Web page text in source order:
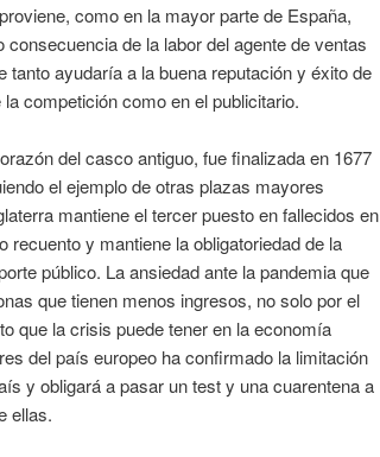
como en la mayor parte de España,
de la labor del agente de ventas
ayudaría a la buena reputación y éxito de
competición como en el publicitario.
del casco antiguo, fue finalizada en 1677
el ejemplo de otras plazas mayores
mantiene el tercer puesto en fallecidos en
recuento y mantiene la obligatoriedad de la
público. La ansiedad ante la pandemia que
que tienen menos ingresos, no solo por el
que la crisis puede tener en la economía
del país europeo ha confirmado la limitación
y obligará a pasar un test y una cuarentena a
ellas.